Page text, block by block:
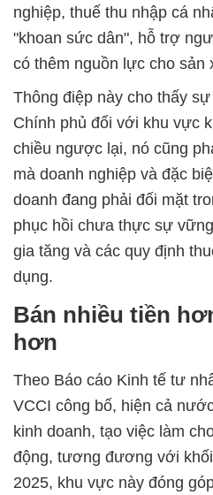
nghiệp, thuế thu nhập cá
"khoan sức dân", hỗ trợ
có thêm nguồn lực cho sản
Thông điệp này cho thấy
Chính phủ đối với khu vực
chiều ngược lại, nó cũng
mà doanh nghiệp và đặc
doanh đang phải đối mặt
phục hồi chưa thực sự
gia tăng và các quy định
dụng.
Bán nhiều tiền
hơn
Theo Báo cáo Kinh tế tư
VCCI công bố, hiện cả
kinh doanh, tạo việc làm
động, tương đương với
2025, khu vực này đóng